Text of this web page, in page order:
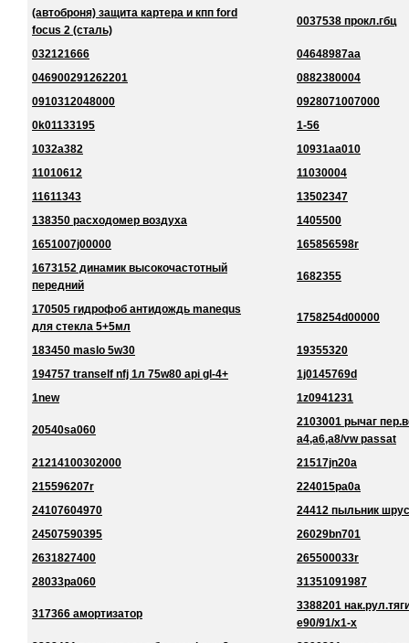
(автоброня) защита картера и кпп ford
focus 2 (сталь)
0037538 прокл.гбц
032121666
04648987aa
046900291262201
0882380004
0910312048000
0928071007000
0k01133195
1-56
1032a382
10931aa010
11010612
11030004
11611343
13502347
138350 расходомер воздуха
1405500
1651007j00000
165856598r
1673152 динамик высокочастотный
передний
1682355
170505 гидрофоб антидождь manequs
для стекла 5+5мл
1758254d00000
183450 maslo 5w30
19355320
194757 tranself nfj 1л 75w80 api gl-4+
1j0145769d
1new
1z0941231
20540sa060
2103001 рычаг
a4,a6,a8/vw passat
21214100302000
21517jn20a
215596207r
224015pa0a
24107604970
24412 пыльник
24507590395
26029bn701
2631827400
265500033r
28033pa060
31351091987
317366 амортизатор
3388201
e90/91/x1-x